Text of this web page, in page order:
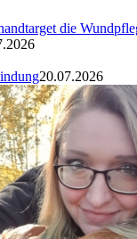
die
20.07.2026